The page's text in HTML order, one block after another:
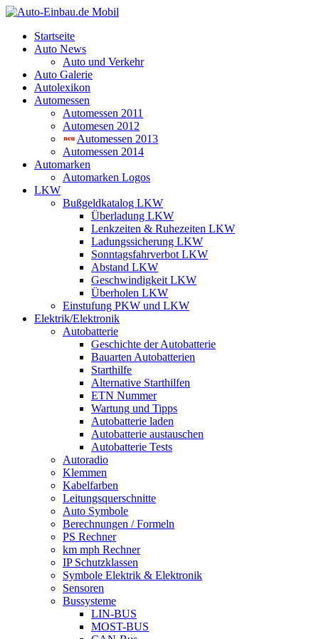
Startseite
Auto News
Auto und Verkehr
Auto Galerie
Autolexikon
Automessen
Automessen 2011
Automesen 2012
Automessen 2013
Automessen 2014
Automarken
Automarken Logos
LKW
Bußgeldkatalog LKW
Überladung LKW
Lenkzeiten & Ruhezeiten LKW
Ladungssicherung LKW
Sonntagsfahrverbot LKW
Abstand LKW
Geschwindigkeit LKW
Überholen LKW
Einstufung PKW und LKW
Elektrik/Elektronik
Autobatterie
Geschichte der Autobatterie
Bauarten Autobatterien
Starthilfe
Alternative Starthilfen
ETN Nummer
Wartung und Tipps
Autobatterie laden
Autobatterie austauschen
Autobatterie Tests
Autoradio
Klemmen
Kabelfarben
Leitungsquerschnitte
Auto Symbole
Berechnungen / Formeln
PS Rechner
km mph Rechner
IP Schutzklassen
Symbole Elektrik & Elektronik
Sensoren
Bussysteme
LIN-BUS
MOST-BUS